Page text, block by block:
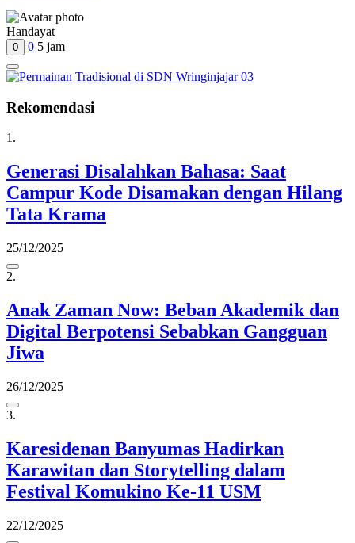
Handayat
0 0 5 jam
Rekomendasi
1.
Generasi Disalahkan Bahasa: Saat
Campur Kode Disamakan dengan Hilang
Tata Krama
25/12/2025
2.
Anak Zaman Now: Beban Akademik dan
Digital Berpotensi Sebabkan Gangguan
Jiwa
26/12/2025
3.
Karesidenan Banyumas Hadirkan
Karawitan dan Storytelling dalam
Festival Komukino Ke-11 USM
22/12/2025